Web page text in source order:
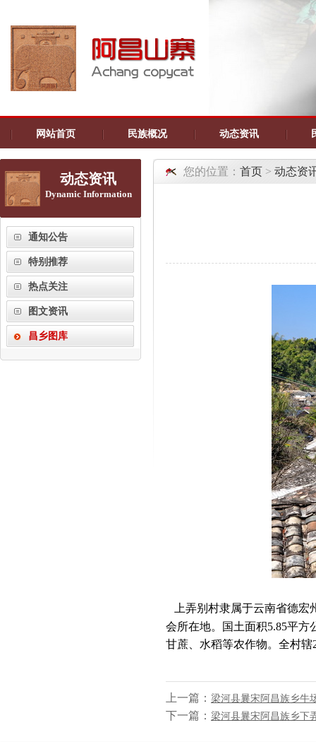
网站首页 民族概况 动态资讯
动态资讯
Dynamic Information
通知公告
特别推荐
热点关注
图文资讯
昌乡图库
您的位置： 首页 > 动态资
上弄别村隶属于云南省德
会所在地。国土面积5.85平方
甘蔗、水稻等农作物。全村
上一篇： 梁河县曩宋阿昌族乡牛
下一篇： 梁河县曩宋阿昌族乡下